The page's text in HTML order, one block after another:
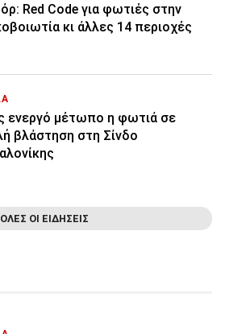
Red Code για φωτιές στην
κι άλλες 14 περιοχές
ενεργό μέτωπο η φωτιά σε
βλάστηση στη Σίνδο
ΟΛΕΣ ΟΙ ΕΙΔΗΣΕΙΣ